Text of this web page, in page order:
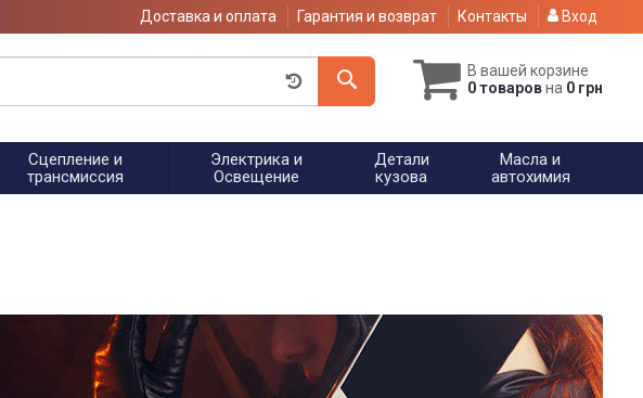
Доставка и оплата Гарантия и возврат Контакты Вход
В вашей корзине
0 товаровна 0 грн
Сцепление и
трансмиссия
Электрика и
Освещение
Детали
кузова
Масла и
автохимия